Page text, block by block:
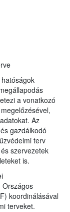
a vonatkozó
Az
gazdálkodó
terv
szervezetek
is.
Országos
koordinálásával
terveket.